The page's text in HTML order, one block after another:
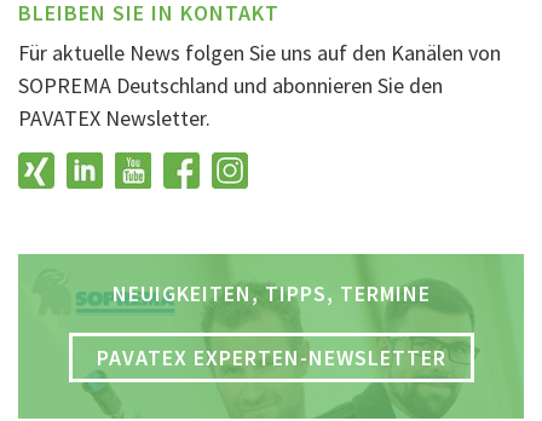
BLEIBEN SIE IN KONTAKT
Für aktuelle News folgen Sie uns auf den Kanälen von
SOPREMA Deutschland und abonnieren Sie den
PAVATEX Newsletter.
NEUIGKEITEN, TIPPS, TERMINE
PAVATEX EXPERTEN-NEWSLETTER